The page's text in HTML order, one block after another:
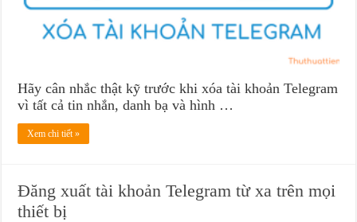
Hãy cân nhắc thật kỹ trước khi xóa tài khoản Telegram
vì tất cả tin nhắn, danh bạ và hình …
Xem chi tiết »
Đăng xuất tài khoản Telegram từ xa trên mọi
thiết bị